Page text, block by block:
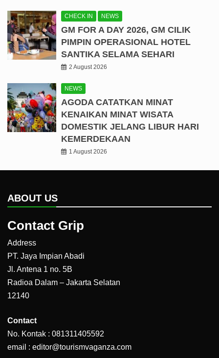
CHECK IN NEWS
GM FOR A DAY 2026, GM CILIK
PIMPIN OPERASIONAL HOTEL
SANTIKA SELAMA SEHARI
2 August 2026
NEWS
AGODA CATATKAN MINAT
KENAIKAN MINAT WISATA
DOMESTIK JELANG LIBUR HARI
KEMERDEKAAN
1 August 2026
ABOUT US
Contact Grip
Address
PT. Jaya Impian Abadi
Jl. Antena 1 no. 5B
Radioa Dalam – Jakarta Selatan
12140
Contact
No. Kontak : 081311405592
email : editor@tourismvaganza.com